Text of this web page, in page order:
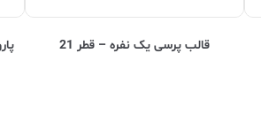
قالب پرسی یک نفره – قطر 21